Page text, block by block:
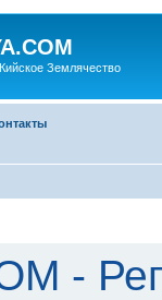
Землячество
-